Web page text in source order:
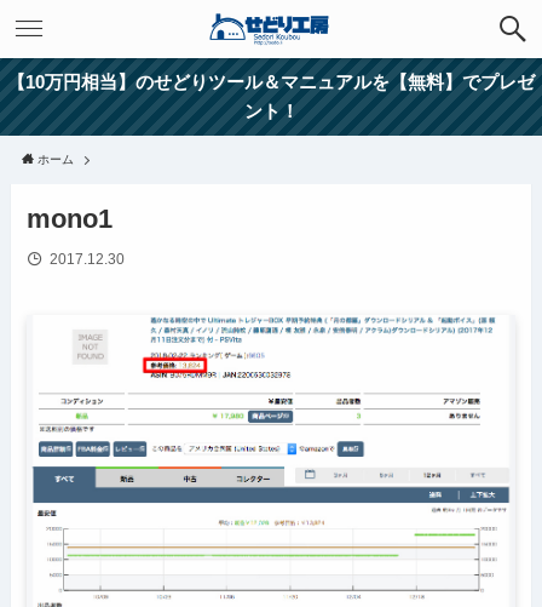
【10万円相当】のせどりツール＆マニュアルを【無料】でプレゼ
ント！
ホーム
mono1
2017.12.30